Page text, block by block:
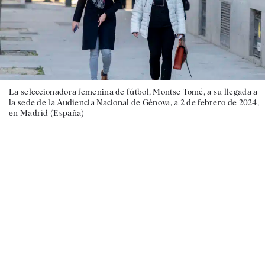
La seleccionadora femenina de fútbol, Montse Tomé, a su llegada a
la sede de la Audiencia Nacional de Génova, a 2 de febrero de 2024,
en Madrid (España)